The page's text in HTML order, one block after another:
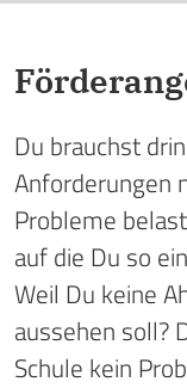
Du brauchst
Anforderungen
Probleme
auf die Du so
Weil Du keine
aussehen soll?
Schule kein